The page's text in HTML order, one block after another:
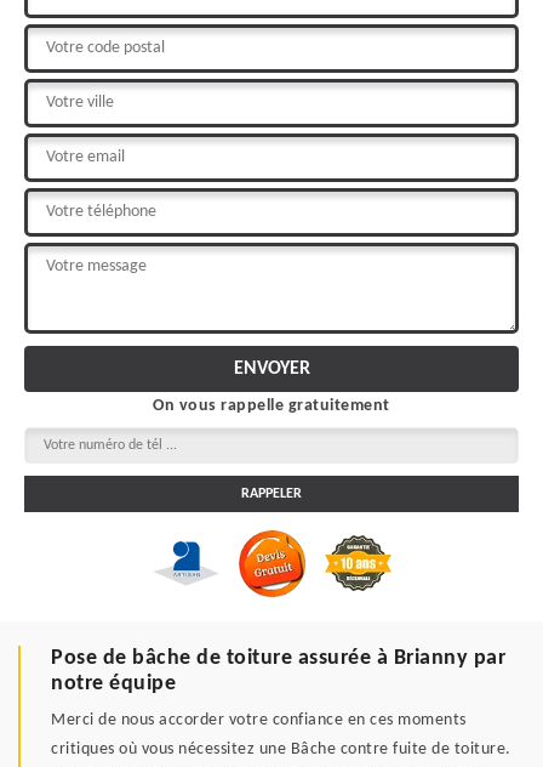
On vous rappelle gratuitement
Pose de bâche de toiture assurée à Brianny par
notre équipe
Merci de nous accorder votre confiance en ces moments
critiques où vous nécessitez une Bâche contre fuite de toiture.